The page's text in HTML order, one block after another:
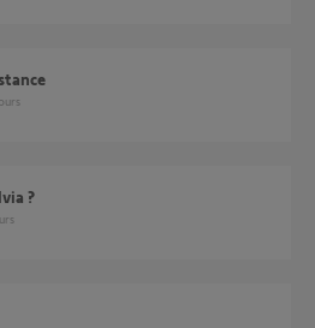
?